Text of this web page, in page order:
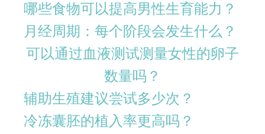
哪些食物可以提高男性生育能力？
月经周期：每个阶段会发生什么？
可以通过血液测试测量女性的卵子
数量吗？
辅助生殖建议尝试多少次？
冷冻囊胚的植入率更高吗？